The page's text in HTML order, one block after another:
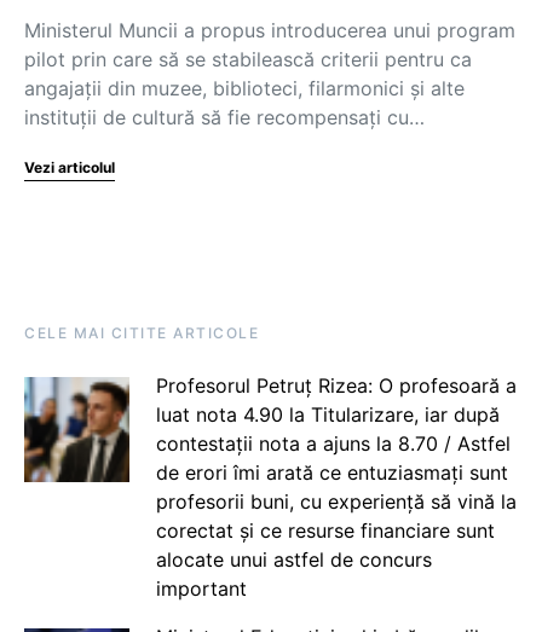
Ministerul Muncii a propus introducerea unui program
pilot prin care să se stabilească criterii pentru ca
angajații din muzee, biblioteci, filarmonici și alte
instituții de cultură să fie recompensați cu…
Vezi articolul
CELE MAI CITITE ARTICOLE
Profesorul Petruț Rizea: O profesoară a
luat nota 4.90 la Titularizare, iar după
contestații nota a ajuns la 8.70 / Astfel
de erori îmi arată ce entuziasmați sunt
profesorii buni, cu experiență să vină la
corectat și ce resurse financiare sunt
alocate unui astfel de concurs
important